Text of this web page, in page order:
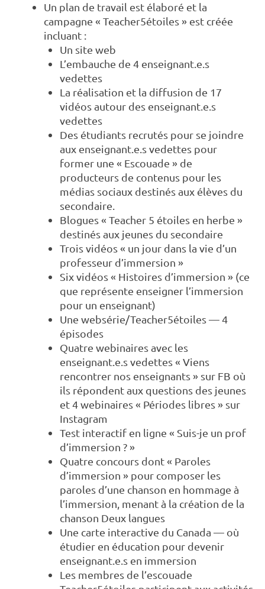
Un plan de travail est élaboré et la
campagne « Teacher5étoiles » est créée
incluant :
Un site web
L’embauche de 4 enseignant.e.s
vedettes
La réalisation et la diffusion de 17
vidéos autour des enseignant.e.s
vedettes
Des étudiants recrutés pour se joindre
aux enseignant.e.s vedettes pour
former une « Escouade » de
producteurs de contenus pour les
médias sociaux destinés aux élèves du
secondaire.
Blogues « Teacher 5 étoiles en herbe »
destinés aux jeunes du secondaire
Trois vidéos « un jour dans la vie d’un
professeur d’immersion »
Six vidéos « Histoires d’immersion » (ce
que représente enseigner l’immersion
pour un enseignant)
Une websérie/Teacher5étoiles — 4
épisodes
Quatre webinaires avec les
enseignant.e.s vedettes « Viens
rencontrer nos enseignants » sur FB où
ils répondent aux questions des jeunes
et 4 webinaires « Périodes libres » sur
Instagram
Test interactif en ligne « Suis-je un prof
d’immersion ? »
Quatre concours dont « Paroles
d’immersion » pour composer les
paroles d’une chanson en hommage à
l’immersion, menant à la création de la
chanson Deux langues
Une carte interactive du Canada — où
étudier en éducation pour devenir
enseignant.e.s en immersion
Les membres de l’escouade